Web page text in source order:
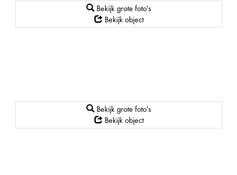
Bekijk grote foto's
Bekijk object
Bekijk grote foto's
Bekijk object